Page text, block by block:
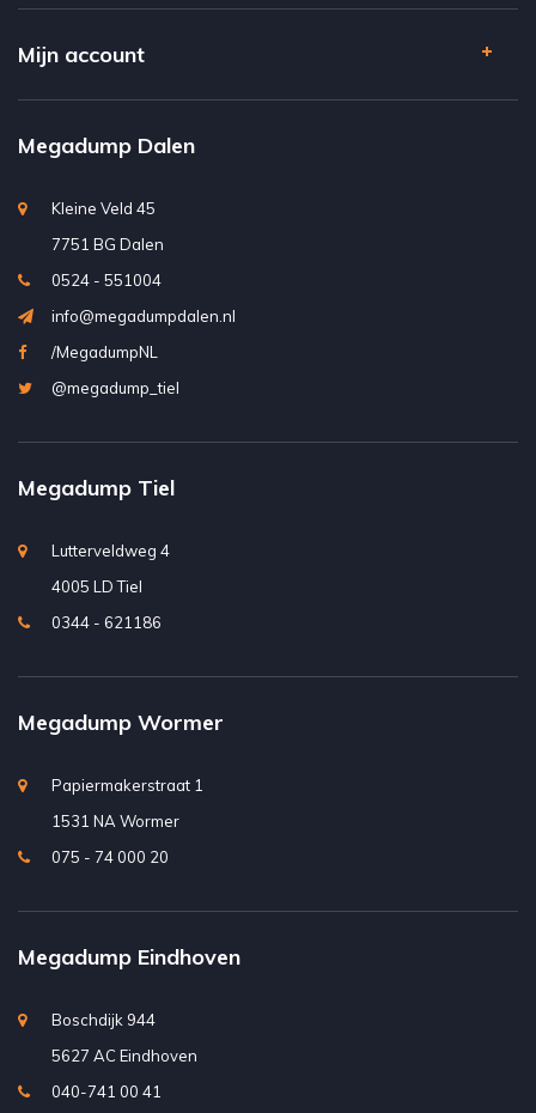
Mijn account
Megadump Dalen
Kleine Veld 45
7751 BG Dalen
0524 - 551004
info@megadumpdalen.nl
/MegadumpNL
@megadump_tiel
Megadump Tiel
Lutterveldweg 4
4005 LD Tiel
0344 - 621186
Megadump Wormer
Papiermakerstraat 1
1531 NA Wormer
075 - 74 000 20
Megadump Eindhoven
Boschdijk 944
5627 AC Eindhoven
040-741 00 41